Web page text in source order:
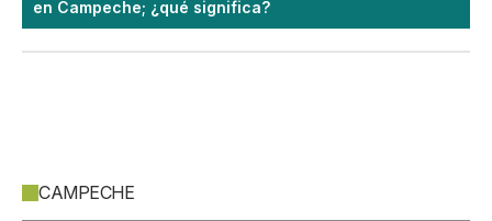
en Campeche; ¿qué significa?
CAMPECHE